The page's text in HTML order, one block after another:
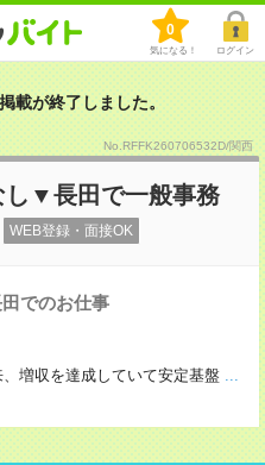
0
気になる！ ログイン
載が終了しました。
No.RFFK260706532D/関西
し▼長田で一般事務
WEB登録・面接OK
でのお仕事
、増収を達成していて安定基盤 ...